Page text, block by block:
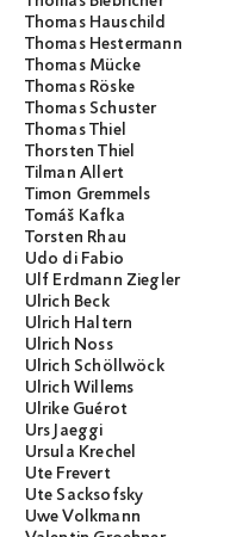
Thomas Hauschild
Thomas Hestermann
Thomas Mücke
Thomas Röske
Thomas Schuster
Thomas Thiel
Thorsten Thiel
Tilman Allert
Timon Gremmels
Tomáš Kafka
Torsten Rhau
Udo di Fabio
Ulf Erdmann Ziegler
Ulrich Beck
Ulrich Haltern
Ulrich Noss
Ulrich Schöllwöck
Ulrich Willems
Ulrike Guérot
Urs Jaeggi
Ursula Krechel
Ute Frevert
Ute Sacksofsky
Uwe Volkmann